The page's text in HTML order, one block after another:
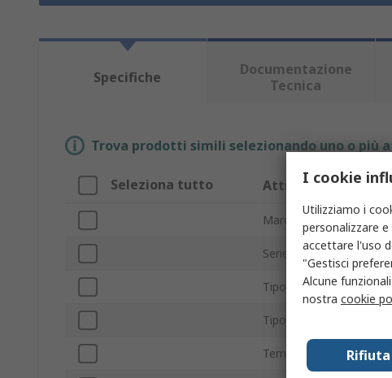
Specifiche
Documentazione
Tecnica
Trova prodotti simili selezionando uno o più
Seleziona tutto Attributo
Marchio
Serie
Tipo prodotto
Tipo di corrente
Temperatura massima
I cookie
Utilizziamo i
personalizzare
accettare l'uso
"Gestisci
Alcune
nostra cookie